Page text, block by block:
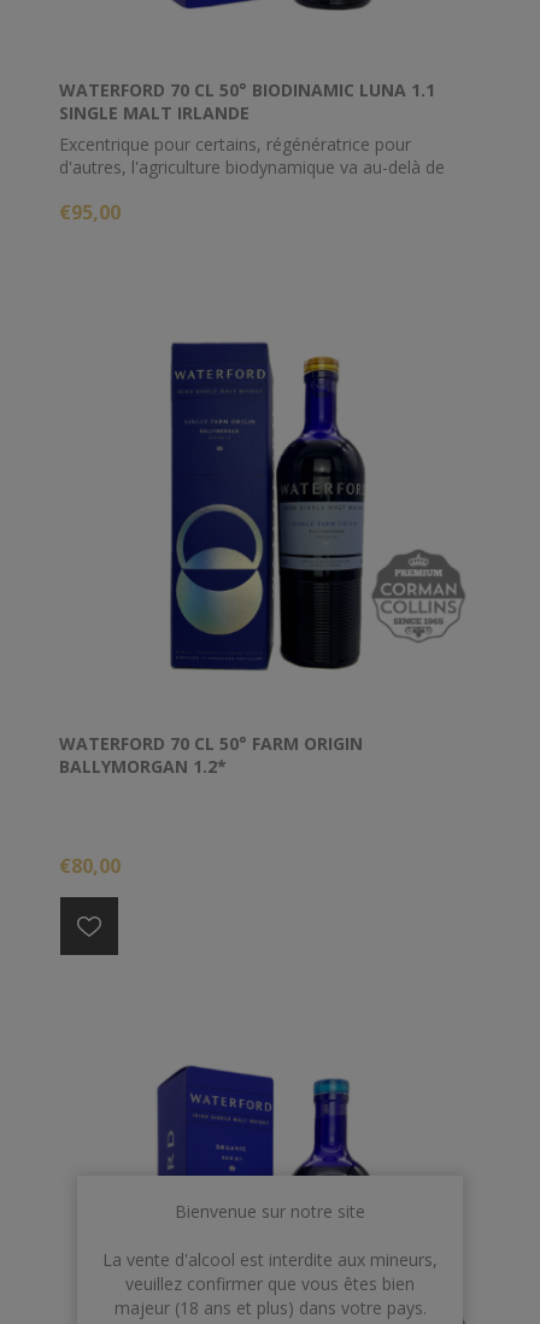
WATERFORD 70 CL 50° BIODINAMIC LUNA 1.1
SINGLE MALT IRLANDE
Excentrique pour certains, régénératrice pour
d'autres, l'agriculture biodynamique va au-delà de
l'ancienne tradition des cycles lunaires et des
emblématique, distillé à partir de la seule orge
biodynamique d'Irlande, nous invoquons la déesse de
la lune pour cette mise en bouteille la plus ésotérique
€95,00
WATERFORD 70 CL 50° FARM ORIGIN
BALLYMORGAN 1.2*
€80,00
Bienvenue sur notre site
La vente d'alcool est interdite aux mineurs,
veuillez confirmer que vous êtes bien
majeur (18 ans et plus) dans votre pays.